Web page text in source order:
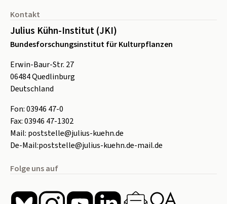
Kontakt
Julius Kühn-Institut (JKI)
Bundesforschungsinstitut für Kulturpflanzen
Erwin-Baur-Str. 27
06484Quedlinburg
Deutschland
Fon:03946 47-0
Fax:03946 47-1302
Mail: poststelle@julius-kuehn.de
De-Mail:poststelle@julius-kuehn.de-mail.de
Folge uns auf